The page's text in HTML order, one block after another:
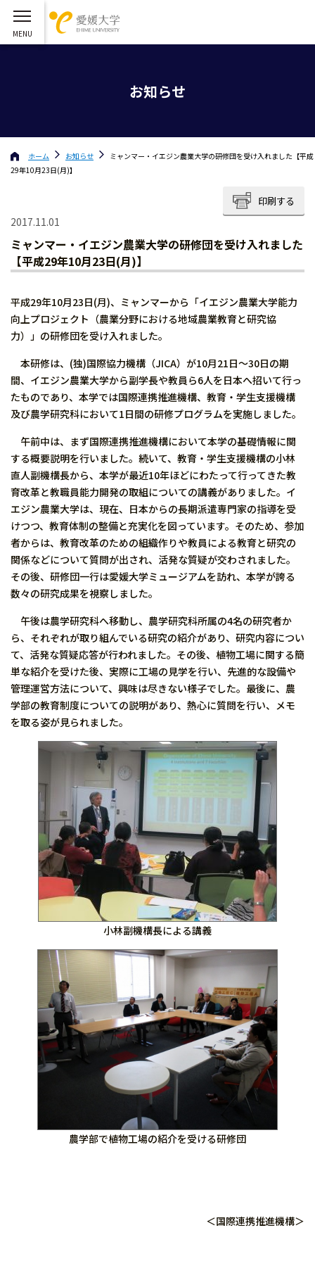
お知らせ
ホーム お知らせ
ミャンマー・イエジン農業大学の研修団を受け入れました【平成
29年10月23日(月)】
印刷する
2017.11.01
ミャンマー・イエジン農業大学の研修団を受け入れました
【平成29年10月23日(月)】
平成29年10月23日(月)、ミャンマーから「イエジン農業大学能力
向上プロジェクト（農業分野における地域農業教育と研究協
力）」の研修団を受け入れました。
本研修は、(独)国際協力機構（JICA）が10月21日～30日の期
間、イエジン農業大学から副学長や教員ら6人を日本へ招いて行っ
たものであり、本学では国際連携推進機構、教育・学生支援機構
及び農学研究科において1日間の研修プログラムを実施しました。
午前中は、まず国際連携推進機構において本学の基礎情報に関
する概要説明を行いました。続いて、教育・学生支援機構の小林
直人副機構長から、本学が最近10年ほどにわたって行ってきた教
育改革と教職員能力開発の取組についての講義がありました。イ
エジン農業大学は、現在、日本からの長期派遣専門家の指導を受
けつつ、教育体制の整備と充実化を図っています。そのため、参加
者からは、教育改革のための組織作りや教員による教育と研究の
関係などについて質問が出され、活発な質疑が交わされました。
その後、研修団一行は愛媛大学ミュージアムを訪れ、本学が誇る
数々の研究成果を視察しました。
午後は農学研究科へ移動し、農学研究科所属の4名の研究者か
ら、それぞれが取り組んでいる研究の紹介があり、研究内容につい
て、活発な質疑応答が行われました。その後、植物工場に関する簡
単な紹介を受けた後、実際に工場の見学を行い、先進的な設備や
管理運営方法について、興味は尽きない様子でした。最後に、農
学部の教育制度についての説明があり、熱心に質問を行い、メモ
を取る姿が見られました。
小林副機構長による講義
農学部で植物工場の紹介を受ける研修団
＜国際連携推進機構＞